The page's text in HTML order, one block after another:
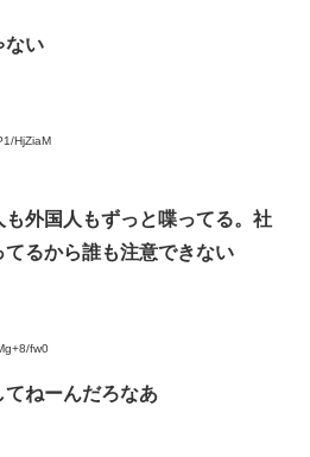
ない
HjZiaM
外国人もずっと喋ってる。社
てるから誰も注意できない
fw0
ねーんだろなあ